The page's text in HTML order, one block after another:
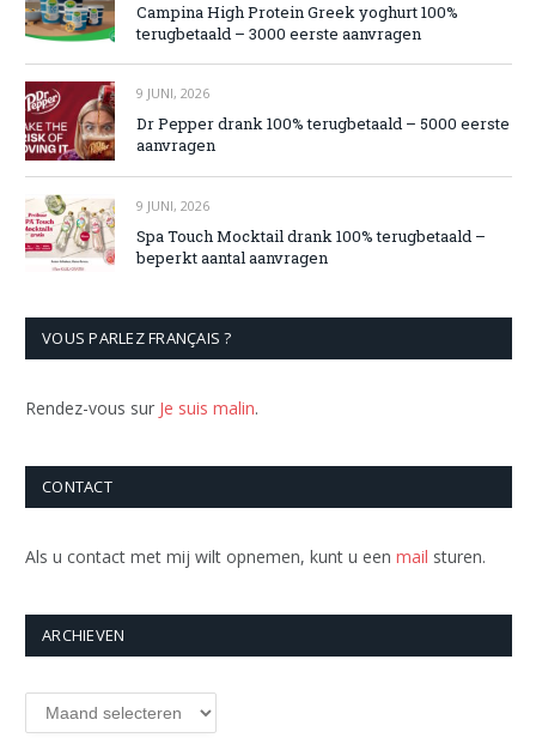
Campina High Protein Greek yoghurt 100%
terugbetaald – 3000 eerste aanvragen
9 JUNI, 2026
Dr Pepper drank 100% terugbetaald – 5000 eerste
aanvragen
9 JUNI, 2026
Spa Touch Mocktail drank 100% terugbetaald –
beperkt aantal aanvragen
VOUS PARLEZ FRANÇAIS ?
Rendez-vous sur Je suis malin.
CONTACT
Als u contact met mij wilt opnemen, kunt u een mail sturen.
ARCHIEVEN
Archieven